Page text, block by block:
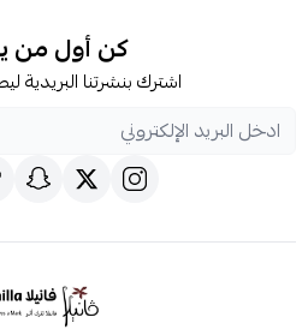
كن أول من
اشترك بنشرتنا